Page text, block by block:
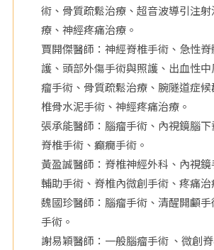
術、骨質疏鬆治療、超音波導引注
療、神經疼痛治療。
賈開傑醫師：神經脊椎手術、急性
護、頭部外傷手術與照護、出血性
瘤手術、骨質疏鬆治療、腕隧道症
椎骨水泥手術、神經疼痛治療。
張承能醫師：腦瘤手術、內視鏡腦下
脊椎手術、癲癇手術。
黃盈誠醫師：脊椎神經外科、內視
輔助手術、脊椎內微創手術、疼痛治
魏國珍醫師：腦瘤手術、清醒開顱
手術。
謝易穎醫師：一般腦瘤手術 、微創